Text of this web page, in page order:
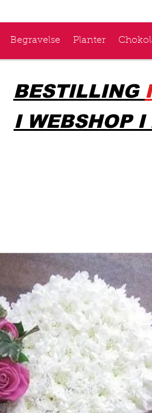
Begravelse Planter
BESTILLING
I WEBSHOP